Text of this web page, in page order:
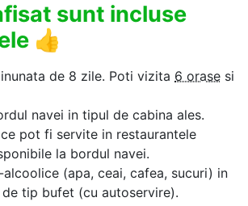
sunt incluse
👍
de 8 zile. Poti vizita 6 orase si
navei in tipul de cabina ales.
pot fi servite in restaurantele
la bordul navei.
alcoolice (apa, ceai, cafea, sucuri) in
tip bufet (cu autoservire).